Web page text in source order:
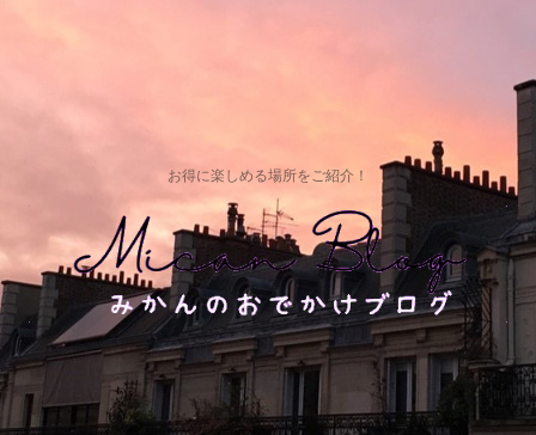
お得に楽しめる場所をご紹介！